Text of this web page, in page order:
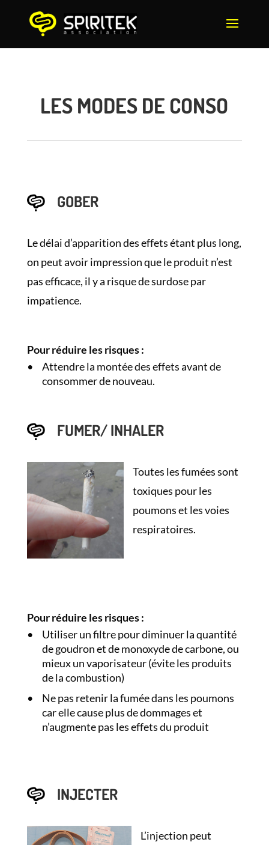
LES MODES DE CONSO
GOBER
Le délai d’apparition des effets étant plus long,
on peut avoir impression que le produit n’est
pas efficace, il y a risque de surdose par
impatience.
Pour réduire les risques :
Attendre la montée des effets avant de
consommer de nouveau.
FUMER/ INHALER
Toutes les fumées sont
toxiques pour les
poumons et les voies
respiratoires.
Pour réduire les risques :
Utiliser un filtre pour diminuer la quantité
de goudron et de monoxyde de carbone, ou
mieux un vaporisateur (évite les produits
de la combustion)
Ne pas retenir la fumée dans les poumons
car elle cause plus de dommages et
n’augmente pas les effets du produit
INJECTER
L’injection peut